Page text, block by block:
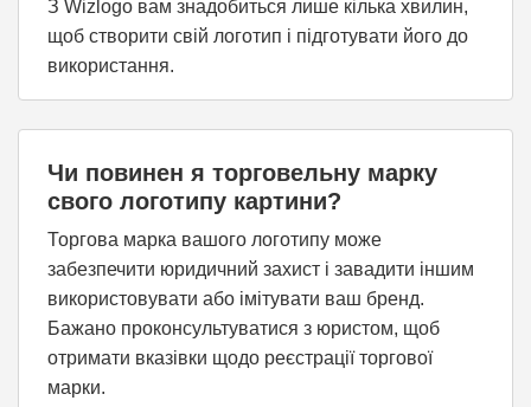
З Wizlogo вам знадобиться лише кілька хвилин,
щоб створити свій логотип і підготувати його до
використання.
Чи повинен я торговельну марку
свого логотипу картини?
Торгова марка вашого логотипу може
забезпечити юридичний захист і завадити іншим
використовувати або імітувати ваш бренд.
Бажано проконсультуватися з юристом, щоб
отримати вказівки щодо реєстрації торгової
марки.